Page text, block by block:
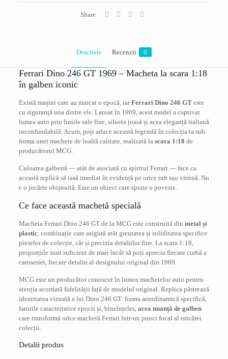
Share
Descriere Recenzii 0
Ferrari Dino 246 GT 1969 – Macheta la scara 1:18
în galben iconic
Există mașini care au marcat o epocă, iarFerrari Dino 246 GTeste
cu siguranță una dintre ele. Lansat în 1969, acest model a captivat
lumea auto prin liniile sale fine, silueta joasă și acea eleganță italiană
inconfundabilă. Acum, poți aduce această legendă în colecția ta sub
forma unei machete de înaltă calitate, realizată la scara 1:18 de
producătorul MCG.
Culoarea galbenă — atât de asociată cu spiritul Ferrari — face ca
această replică să iasă imediat în evidență pe orice raft sau vitrină. Nu
e o jucărie obișnuită. Este un obiect care spune o poveste.
Ce face această machetă specială
Macheta Ferrari Dino 246 GT de la MCG este construită din metal și
plastic, combinație care asigură atât greutatea și soliditatea specifice
pieselor de colecție, cât și precizia detaliilor fine. La scara 1:18,
proporțiile sunt suficient de mari încât să poți aprecia fiecare curbă a
caroseriei, fiecare detaliu al designului original din 1969.
MCG este un producător cunoscut în lumea machetelor auto pentru
atenția acordată fidelității față de modelul original. Replica păstrează
identitatea vizuală a lui Dino 246 GT: forma aerodinamică specifică,
farurile caracteristice epocii și, bineînțeles, acea nuanță de galben
care transformă orice machetă Ferrari într-un punct focal al oricărei
colecții.
Detalii produs